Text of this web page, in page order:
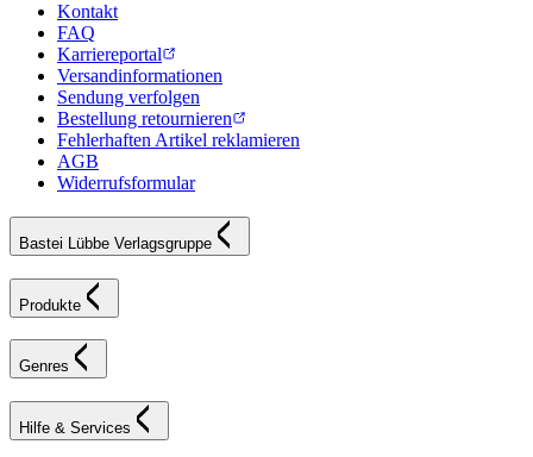
Kontakt
FAQ
Karriereportal
Versandinformationen
Sendung verfolgen
Bestellung retournieren
Fehlerhaften Artikel reklamieren
AGB
Widerrufsformular
Bastei Lübbe Verlagsgruppe
Produkte
Genres
Hilfe & Services